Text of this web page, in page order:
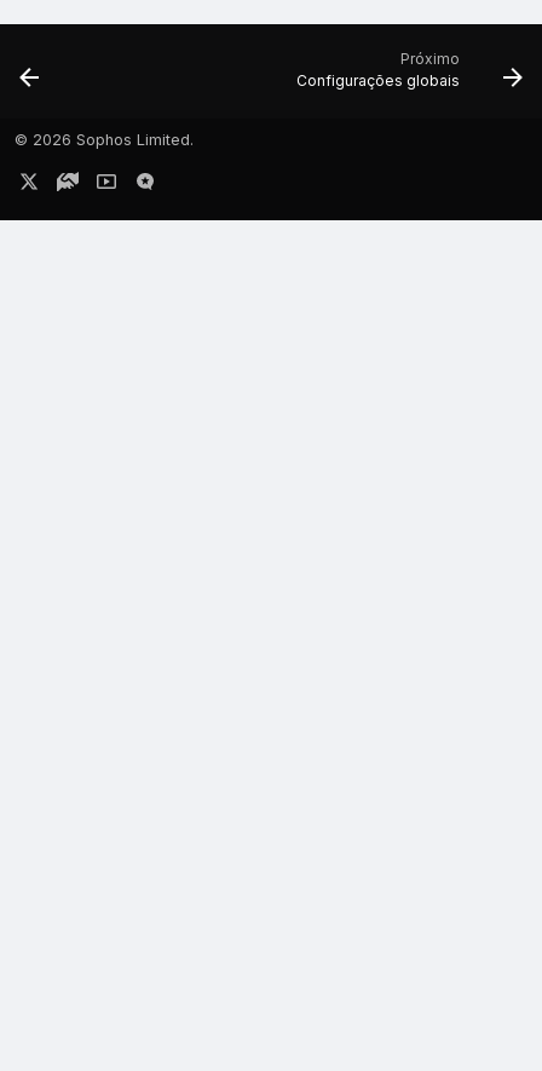
Próximo
Configurações globais
© 2026 Sophos Limited.